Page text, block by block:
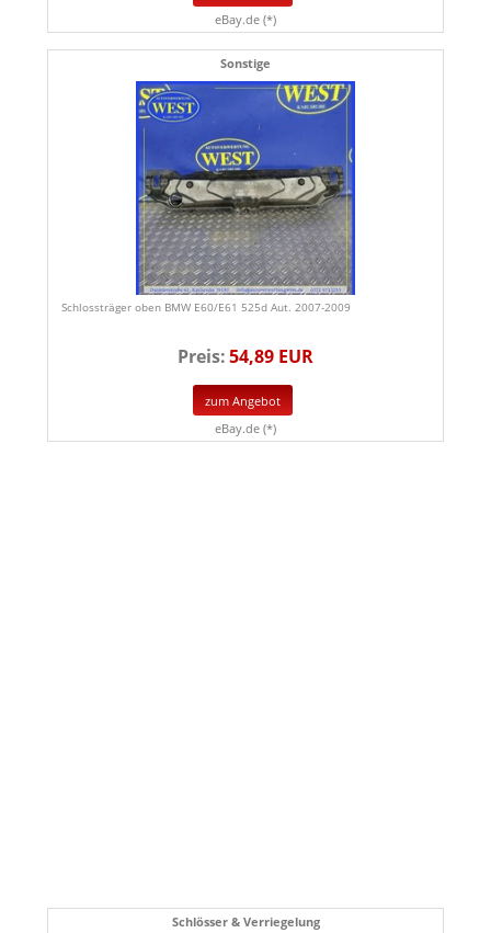
eBay.de (*)
Sonstige
Schlossträger oben BMW E60/E61 525d Aut. 2007-2009
Preis:54,89 EUR
zum Angebot
eBay.de (*)
Schlösser & Verriegelung